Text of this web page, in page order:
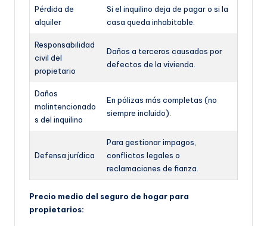
Pérdida de
alquiler
Si el inquilino deja de pagar o si la
casa queda inhabitable.
Responsabilidad
civil del
propietario
Daños a terceros causados por
defectos de la vivienda.
Daños
malintencionado
s del inquilino
En pólizas más completas (no
siempre incluido).
Defensa jurídica
Para gestionar impagos,
conflictos legales o
reclamaciones de fianza.
Precio medio del seguro de hogar para
propietarios: